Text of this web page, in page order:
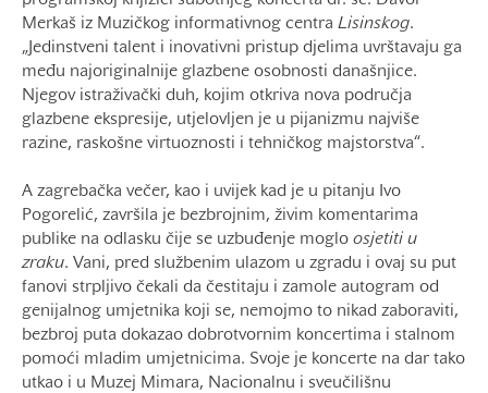
Merkaš iz Muzičkog informativnog centra Lisinskog.
„Jedinstveni talent i inovativni pristup djelima uvrštavaju ga
među najoriginalnije glazbene osobnosti današnjice.
Njegov istraživački duh, kojim otkriva nova područja
glazbene ekspresije, utjelovljen je u pijanizmu najviše
razine, raskošne virtuoznosti i tehničkog majstorstva“.
A zagrebačka večer, kao i uvijek kad je u pitanju Ivo
Pogorelić, završila je bezbrojnim, živim komentarima
publike na odlasku čije se uzbuđenje moglo osjetiti u
zraku. Vani, pred službenim ulazom u zgradu i ovaj su put
fanovi strpljivo čekali da čestitaju i zamole autogram od
genijalnog umjetnika koji se, nemojmo to nikad zaboraviti,
bezbroj puta dokazao dobrotvornim koncertima i stalnom
pomoći mladim umjetnicima. Svoje je koncerte na dar tako
utkao i u Muzej Mimara, Nacionalnu i sveučilišnu